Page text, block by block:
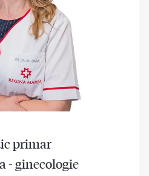
primar
- ginecologie